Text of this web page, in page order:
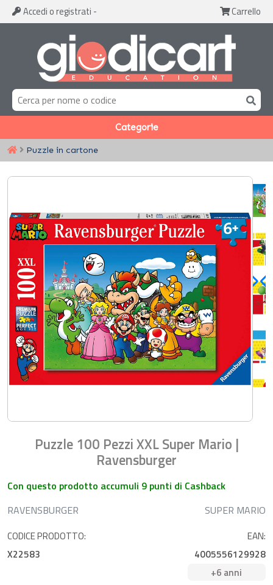
Accedi o registrati - Carrello
Categorie
Puzzle in cartone
Puzzle 100 Pezzi XXL Super Mario |
Ravensburger
Con questo prodotto accumuli 9 punti di Cashback
RAVENSBURGER
SUPER MARIO
CODICE PRODOTTO:
X22583
EAN:
4005556129928
+6 anni